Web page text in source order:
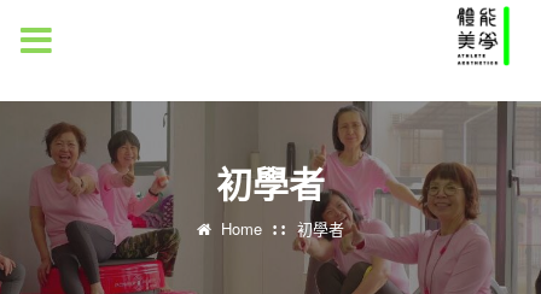
初學者
Home 初學者